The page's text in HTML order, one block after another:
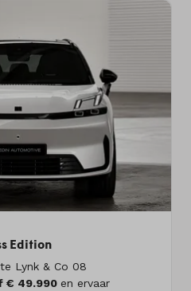
Edition
Lynk & Co 08
€ 49.990 en ervaar